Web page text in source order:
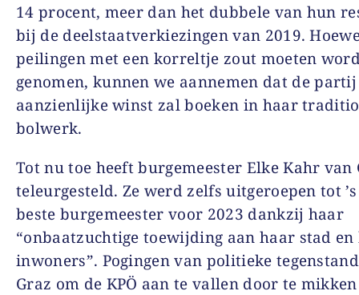
14 procent, meer dan het dubbele van hun
bij de deelstaatverkiezingen van 2019.
peilingen met een korreltje zout moeten
genomen, kunnen we aannemen dat de partij
aanzienlijke winst zal boeken in haar
bolwerk.
Tot nu toe heeft burgemeester Elke Kahr van
teleurgesteld. Ze werd zelfs uitgeroepen tot
beste burgemeester voor 2023 dankzij haar
“onbaatzuchtige toewijding aan haar stad
inwoners”. Pogingen van politieke
Graz om de KPÖ aan te vallen door te